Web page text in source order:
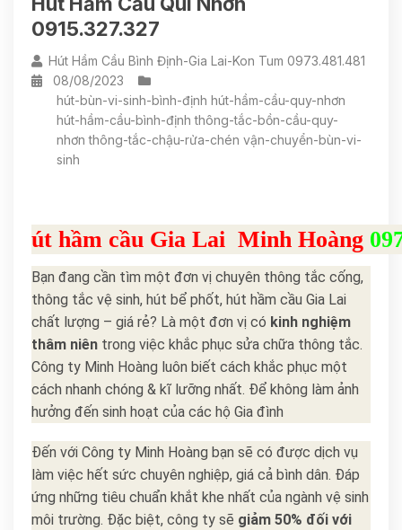
0915.327.327
Hút Hầm Cầu Bình Định-Gia Lai-Kon Tum 0973.481.481
08/08/2023
hút-bùn-vi-sinh-bình-định hút-hầm-cầu-quy-nhơn
hút-hầm-cầu-bình-định thông-tắc-bồn-cầu-quy-
nhơn thông-tắc-chậu-rửa-chén vận-chuyển-bùn-vi-
sinh
út hầm cầu Gia Lai Minh Hoàng
Bạn đang cần tìm một đơn vị chuyên thông tắc cống,
thông tắc vệ sinh, hút bể phốt, hút hầm cầu Gia Lai
chất lượng – giá rẻ? Là một đơn vị có kinh nghiệm
thâm niên trong việc khắc phục sửa chữa thông tắc.
Công ty Minh Hoàng luôn biết cách khắc phục một
cách nhanh chóng & kĩ lưỡng nhất. Để không làm ảnh
hưởng đến sinh hoạt của các hộ Gia đình
Đến với Công ty Minh Hoàng bạn sẽ có được dịch vụ
làm việc hết sức chuyên nghiệp, giá cả bình dân. Đáp
ứng những tiêu chuẩn khắt khe nhất của ngành vệ sinh
môi trường. Đặc biệt, công ty sẽ giảm 50% đối với